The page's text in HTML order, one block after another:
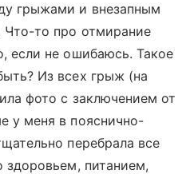
грыжами и внезапным
Что-то про отмирание
если не ошибаюсь. Такое
Из всех грыж (на
фото с заключением от
у меня в пояснично-
перебрала все
здоровьем, питанием,